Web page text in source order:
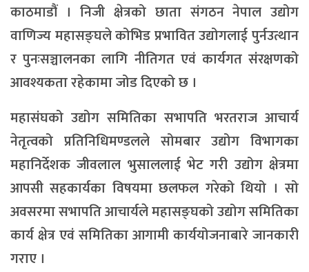
काठमाडौं । निजी क्षेत्रको छाता संगठन नेपाल उद्योग
वाणिज्य महासङ्घले कोभिड प्रभावित उद्योगलाई पुर्नउत्थान
र पुनःसञ्चालनका लागि नीतिगत एवं कार्यगत संंरक्षणको
आवश्यकता रहेकामा जोड दिएको छ ।
महासंघको उद्योग समितिका सभापति भरतराज आचार्य
नेतृत्वको प्रतिनिधिमण्डलले सोमबार उद्योग विभागका
महानिर्देशक जीवलाल भुसाललाई भेट गरी उद्योग क्षेत्रमा
आपसी सहकार्यका विषयमा छलफल गरेको थियो । सो
अवसरमा सभापति आचार्यले महासङ्घको उद्योग समितिका
कार्य क्षेत्र एवं समितिका आगामी कार्ययोजनाबारे जानकारी
गराए ।